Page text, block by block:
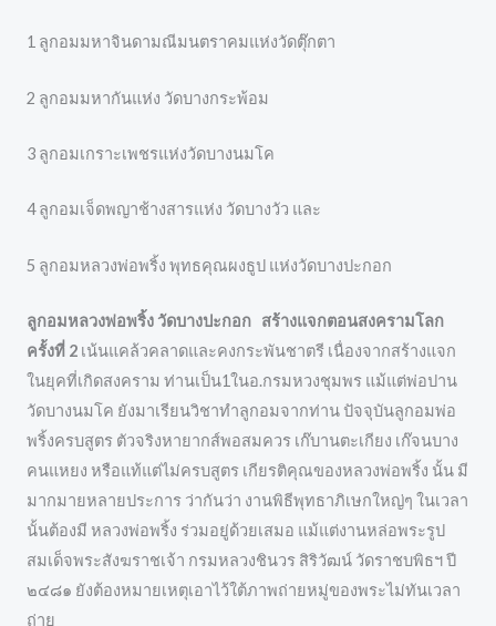
1 ลูกอมมหาจินดามณีมนตราคมแห่งวัดตุ๊กตา
2 ลูกอมมหากันแห่ง วัดบางกระพ้อม
3 ลูกอมเกราะเพชรแห่งวัดบางนมโค
4 ลูกอมเจ็ดพญาช้างสารแห่ง วัดบางวัว และ
5 ลูกอมหลวงพ่อพริ้ง พุทธคุณผงธูป แห่งวัดบางปะกอก
ลูกอมหลวงพ่อพริ้ง วัดบางปะกอก สร้างแจกตอนสงครามโลก
ครั้งที่ 2 เน้นแคล้วคลาดและคงกระพันชาตรี เนื่องจากสร้างแจก
ในยุคที่เกิดสงคราม ท่านเป็น1ในอ.กรมหวงชุมพร แม้แต่พ่อปาน
วัดบางนมโค ยังมาเรียนวิชาทำลูกอมจากท่าน ปัจจุบันลูกอมพ่อ
พริ้งครบสูตร ตัวจริงหายากส์พอสมควร เก๊บานตะเกียง เก๊จนบาง
คนแหยง หรือแท้แต่ไม่ครบสูตร เกียรติคุณของหลวงพ่อพริ้ง นั้น มี
มากมายหลายประการ ว่ากันว่า งานพิธีพุทธาภิเษกใหญ่ๆ ในเวลา
นั้นต้องมี หลวงพ่อพริ้ง ร่วมอยู่ด้วยเสมอ แม้แต่งานหล่อพระรูป
สมเด็จพระสังฆราชเจ้า กรมหลวงชินวร สิริวัฒน์ วัดราชบพิธฯ ปี
๒๔๘๑ ยังต้องหมายเหตุเอาไว้ใต้ภาพถ่ายหมู่ของพระไม่ทันเวลา
ถ่าย